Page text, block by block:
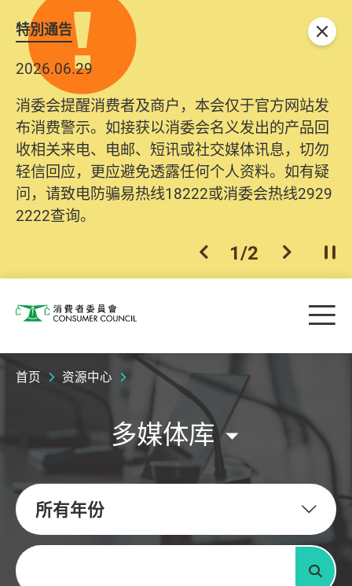
特別通告
2026.06.29
消委会提醒消费者及商户，本会仅于官方网站发
布消费警示。如接获以消委会名义发出的产品回
收相关来电、电邮、短讯或社交媒体讯息，切勿
轻信回应，更应避免透露任何个人资料。如有疑
问，请致电防骗易热线18222或消委会热线2929
2222查询。
2025.10.31
为提升使用者体验及网络安全，本会的投诉处理
系统已经进行升级及推出新功能。由2025年11月
10日起，消费者需要提供基本联络资料（包括姓
名、电邮及电话）注册帐户，才可提交投诉、查
询及建议。所有提交纪录将清晰整合于帐户中，
方便日后作出跟进。
上一个
2/2 下一个开
关闭
消费者委员会 目
首页 资源中心
多媒体库
所有年份
关键字
搜寻